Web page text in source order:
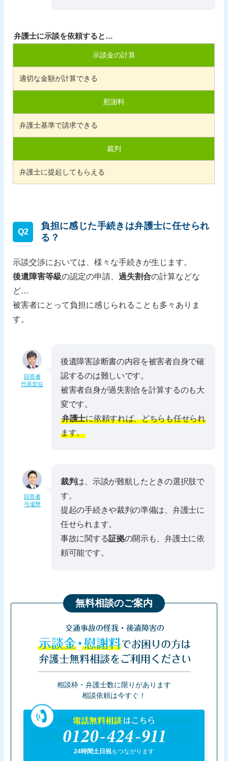
弁護士に示談を依頼すると…
示談金の計算
適切な金額が計算できる
慰謝料
弁護士基準で請求できる
裁判
弁護士に提起してもらえる
Q2
負担に感じた手続きは弁護士に任せられ
る？
示談交渉においては、様々な手続きが生じます。
後遺障害等級の認定の申請、過失割合の計算などな
ど…
被害者にとって負担に感じられることも多々ありま
す。
回答者
竹原宏征
後遺障害診断書の内容を被害者自身で確
認するのは難しいです。
被害者自身が過失割合を計算するのも大
変です。
弁護士に依頼すれば、どちらも任せられ
ます。
回答者
弓場慧
裁判は、示談が難航したときの選択肢で
す。
提起の手続きや裁判の準備は、弁護士に
任せられます。
事故に関する証拠の開示も、弁護士に依
頼可能です。
無料相談のご案内
交通事故の怪我・後遺障害の
示談金・慰謝料でお困りの方は
弁護士無料相談をご利用ください
相談枠・弁護士数に限りがあります
相談依頼は今すぐ！
電話無料相談はこちら
0120-424-911
24時間土日祝もつながります